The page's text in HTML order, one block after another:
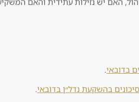
בדובאי.
סיכונים בהשקעת נדל״ן בדובאי.